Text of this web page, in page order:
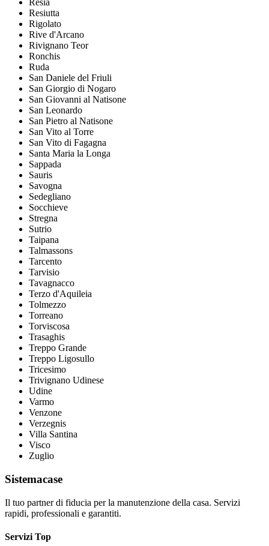
Resia
Resiutta
Rigolato
Rive d'Arcano
Rivignano Teor
Ronchis
Ruda
San Daniele del Friuli
San Giorgio di Nogaro
San Giovanni al Natisone
San Leonardo
San Pietro al Natisone
San Vito al Torre
San Vito di Fagagna
Santa Maria la Longa
Sappada
Sauris
Savogna
Sedegliano
Socchieve
Stregna
Sutrio
Taipana
Talmassons
Tarcento
Tarvisio
Tavagnacco
Terzo d'Aquileia
Tolmezzo
Torreano
Torviscosa
Trasaghis
Treppo Grande
Treppo Ligosullo
Tricesimo
Trivignano Udinese
Udine
Varmo
Venzone
Verzegnis
Villa Santina
Visco
Zuglio
Sistemacase
Il tuo partner di fiducia per la manutenzione della casa. Servizi
rapidi, professionali e garantiti.
Servizi Top